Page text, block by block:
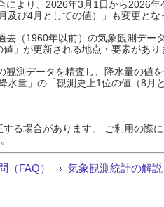
より、2026年3月1日から2026
び4月としての値）」も変更と
（1960年以前）の気象観測デー
」が更新される地点・要素があり
測データを精査し、降水量の値
水量」の「観測史上1位の値（8
る場合があります。 ご利用の際
（FAQ） 気象観測統計の解説